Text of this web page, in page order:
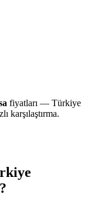
fiyatları — Türkiye
karşılaştırma.